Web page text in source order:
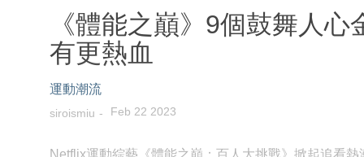
《體能之巔》9個鼓舞人
有更熱血
運動潮流
siroismiu Feb 22 2023